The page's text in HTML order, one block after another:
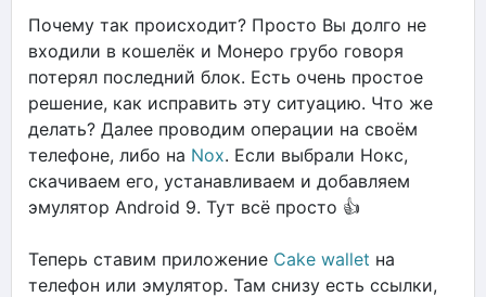
Почему так происходит? Просто Вы долго не
входили в кошелёк и Монеро грубо говоря
потерял последний блок. Есть очень простое
решение, как исправить эту ситуацию. Что же
делать? Далее проводим операции на своём
телефоне, либо на Nox. Если выбрали Нокс,
скачиваем его, устанавливаем и добавляем
эмулятор Android 9. Тут всё просто 👍
Теперь ставим приложение Cake wallet на
телефон или эмулятор. Там снизу есть ссылки,